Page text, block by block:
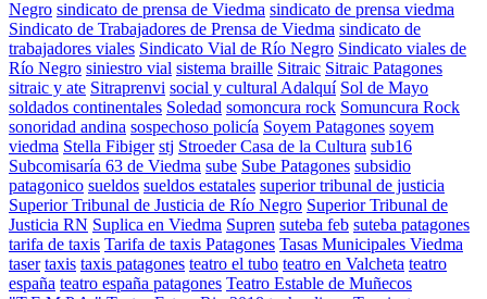
Negro sindicato de prensa de Viedma sindicato de prensa viedma
Sindicato de Trabajadores de Prensa de Viedma sindicato de
trabajadores viales Sindicato Vial de Río Negro Sindicato viales de
Río Negro siniestro vial sistema braille Sitraic Sitraic Patagones
sitraic y ate Sitraprenvi social y cultural Adalquí Sol de Mayo
soldados continentales Soledad somoncura rock Somuncura Rock
sonoridad andina sospechoso policía Soyem Patagones soyem
viedma Stella Fibiger stj Stroeder Casa de la Cultura sub16
Subcomisaría 63 de Viedma sube Sube Patagones subsidio
patagonico sueldos sueldos estatales superior tribunal de justicia
Superior Tribunal de Justicia de Río Negro Superior Tribunal de
Justicia RN Suplica en Viedma Supren suteba feb suteba patagones
tarifa de taxis Tarifa de taxis Patagones Tasas Municipales Viedma
taser taxis taxis patagones teatro el tubo teatro en Valcheta teatro
españa teatro españa patagones Teatro Estable de Muñecos